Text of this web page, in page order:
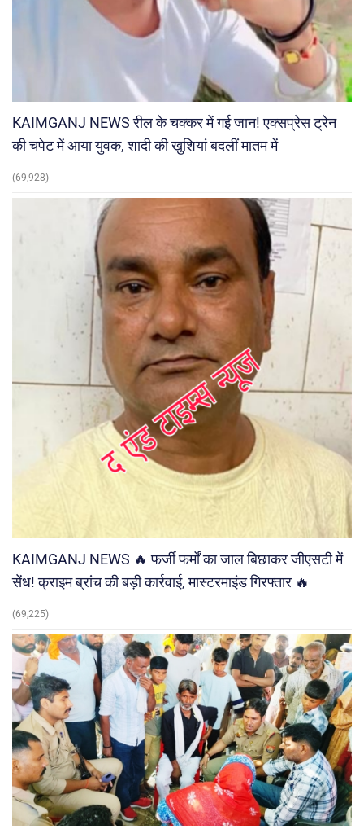
KAIMGANJ NEWS रील के चक्कर में गई जान! एक्सप्रेस ट्रेन
की चपेट में आया युवक, शादी की खुशियां बदलीं मातम में
(69,928)
KAIMGANJ NEWS 🔥 फर्जी फर्मों का जाल बिछाकर जीएसटी में
सेंध! क्राइम ब्रांच की बड़ी कार्रवाई, मास्टरमाइंड गिरफ्तार 🔥
(69,225)